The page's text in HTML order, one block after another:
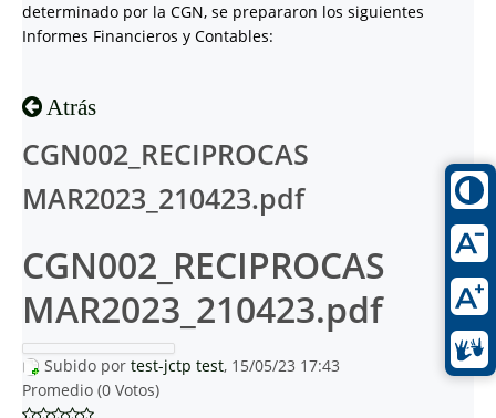
determinado por la CGN, se prepararon los siguientes
Informes Financieros y Contables:
Atrás
CGN002_RECIPROCAS
MAR2023_210423.pdf
CGN002_RECIPROCAS
MAR2023_210423.pdf
Subido por test-jctp test, 15/05/23 17:43
Promedio (0 Votos)